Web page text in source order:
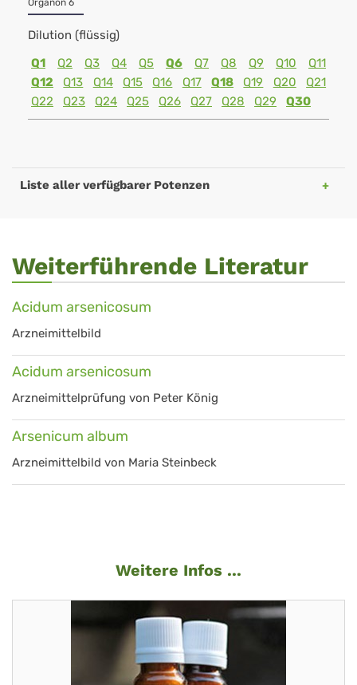
Organon 6
Dilution (flüssig)
Q1
Q2 Q3 Q4 Q5 Q6 Q7 Q8 Q9 Q10
Q11
Q12
Q13 Q14 Q15 Q16 Q17 Q18 Q19 Q20
Q21
Q22
Q23 Q24 Q25 Q26 Q27 Q28 Q29 Q30
Liste aller verfügbarer Potenzen
Weiterführende Literatur
Acidum arsenicosum
Arzneimittelbild
Acidum arsenicosum
Arzneimittelprüfung von Peter König
Arsenicum album
Arzneimittelbild von Maria Steinbeck
Weitere Infos ...